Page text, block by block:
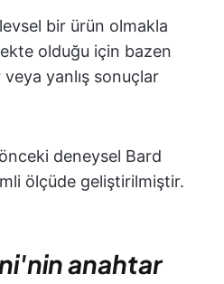
bir ürün olmakla
olduğu için bazen
yanlış sonuçlar
deneysel Bard
ölçüde geliştirilmiştir.
anahtar